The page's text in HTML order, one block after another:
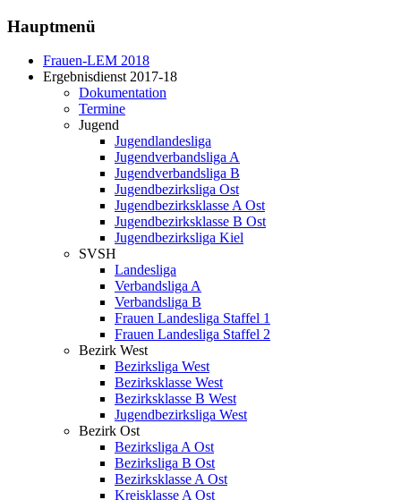
Hauptmenü
Frauen-LEM 2018
Ergebnisdienst 2017-18
Dokumentation
Termine
Jugend
Jugendlandesliga
Jugendverbandsliga A
Jugendverbandsliga B
Jugendbezirksliga Ost
Jugendbezirksklasse A Ost
Jugendbezirksklasse B Ost
Jugendbezirksliga Kiel
SVSH
Landesliga
Verbandsliga A
Verbandsliga B
Frauen Landesliga Staffel 1
Frauen Landesliga Staffel 2
Bezirk West
Bezirksliga West
Bezirksklasse West
Bezirksklasse B West
Jugendbezirksliga West
Bezirk Ost
Bezirksliga A Ost
Bezirksliga B Ost
Bezirksklasse A Ost
Kreisklasse A Ost